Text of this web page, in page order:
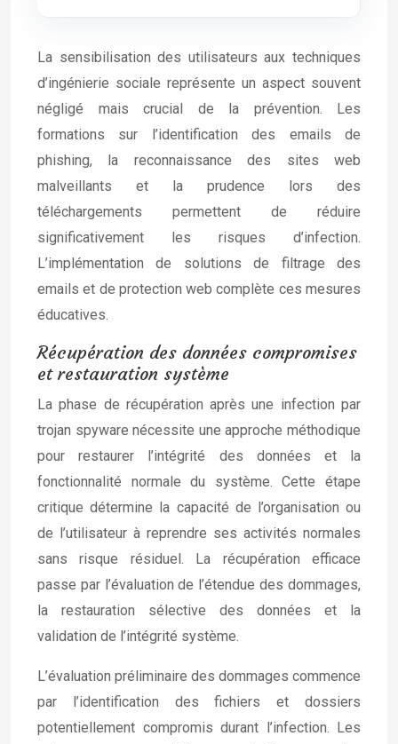
La sensibilisation des utilisateurs aux techniques
d’ingénierie sociale représente un aspect souvent
négligé mais crucial de la prévention. Les
formations sur l’identification des emails de
phishing, la reconnaissance des sites web
malveillants et la prudence lors des
téléchargements permettent de réduire
significativement les risques d’infection.
L’implémentation de solutions de filtrage des
emails et de protection web complète ces mesures
éducatives.
Récupération des données compromises
et restauration système
La phase de récupération après une infection par
trojan spyware nécessite une approche méthodique
pour restaurer l’intégrité des données et la
fonctionnalité normale du système. Cette étape
critique détermine la capacité de l’organisation ou
de l’utilisateur à reprendre ses activités normales
sans risque résiduel. La récupération efficace
passe par l’évaluation de l’étendue des dommages,
la restauration sélective des données et la
validation de l’intégrité système.
L’évaluation préliminaire des dommages commence
par l’identification des fichiers et dossiers
potentiellement compromis durant l’infection. Les